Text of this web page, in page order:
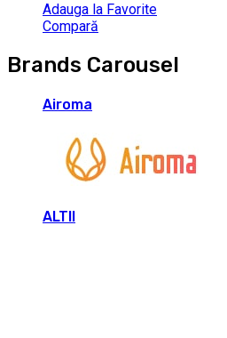
Adauga la Favorite
Compară
Brands Carousel
Airoma
ALTII